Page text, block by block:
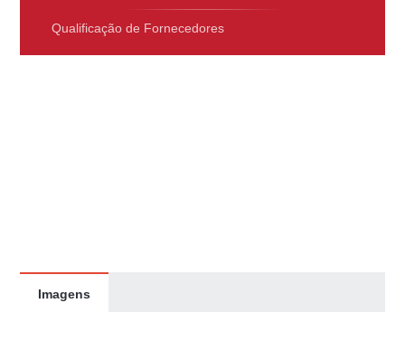
Qualificação de Fornecedores
Imagens